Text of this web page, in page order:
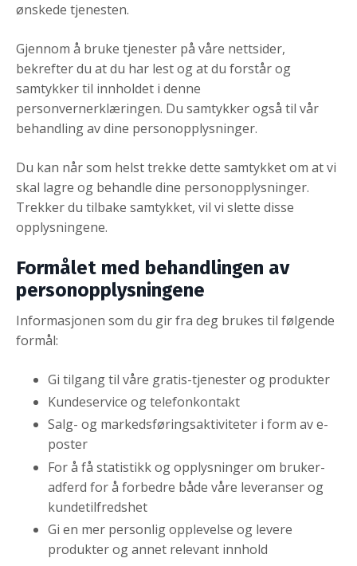
ønskede tjenesten.
Gjennom å bruke tjenester på våre nettsider,
bekrefter du at du har lest og at du forstår og
samtykker til innholdet i denne
personvernerklæringen. Du samtykker også til vår
behandling av dine personopplysninger.
​Du kan når som helst trekke dette samtykket om at vi
skal lagre og behandle dine personopplysninger.
Trekker du tilbake samtykket, vil vi slette disse
opplysningene.
Formålet med behandlingen av
personopplysningene
Informasjonen som du gir fra deg brukes til følgende
formål:
Gi tilgang til våre gratis-tjenester og produkter
Kundeservice og telefonkontakt
Salg- og markedsføringsaktiviteter i form av e-
poster
For å få statistikk og opplysninger om bruker-
adferd for å forbedre både våre leveranser og
kundetilfredshet
Gi en mer personlig opplevelse og levere
produkter og annet relevant innhold